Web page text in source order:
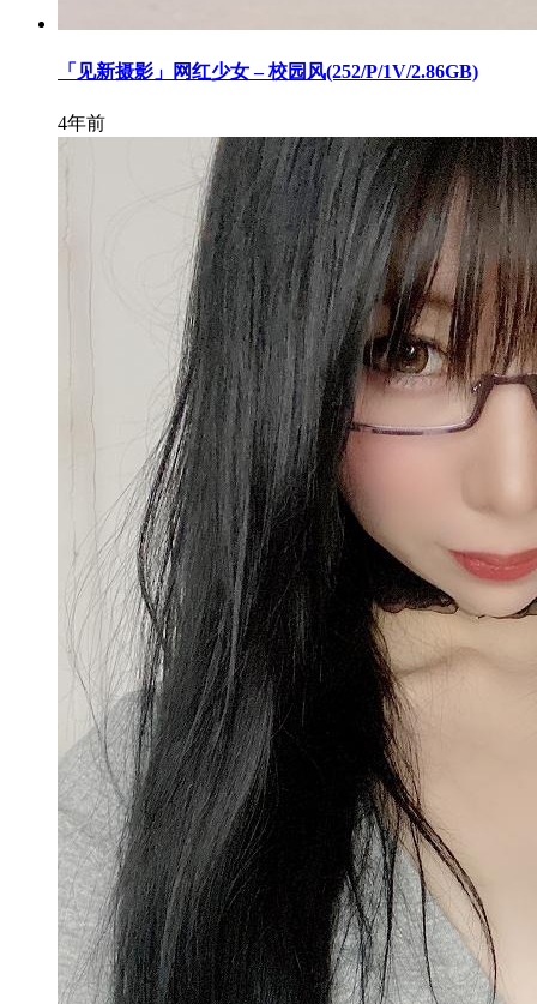
「见新摄影」网红少女 – 校园风(252/P/1V/2.86GB)
4年前